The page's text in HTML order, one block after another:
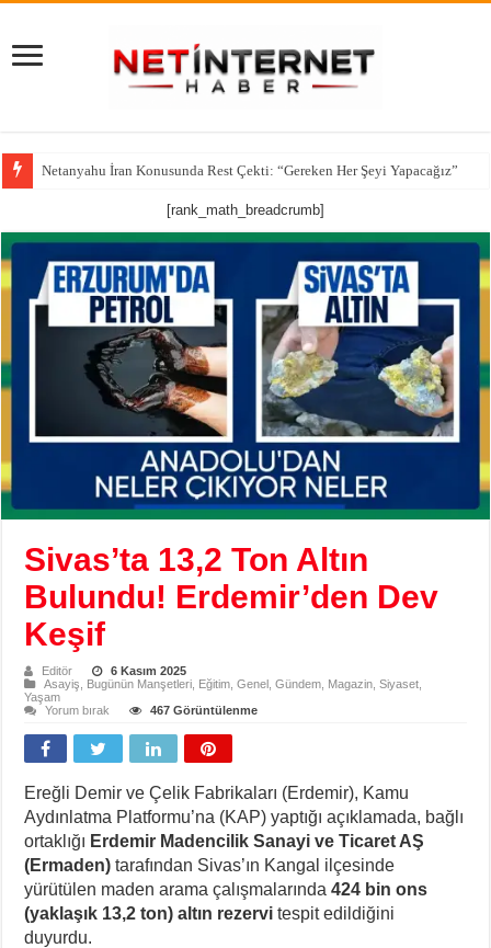
Netanyahu İran Konusunda Rest Çekti: “Gereken Her Şeyi Yapacağız”
CNN’den çarpıcı iddia: ABD’nin kritik füze stokları alarm veriyor
[rank_math_breadcrumb]
Sivas’ta 13,2 Ton Altın
Bulundu! Erdemir’den Dev
Keşif
Editör
6 Kasım 2025
Asayiş
Bugünün Manşetleri Eğitim ,Genel ,Gündem Magazin ,Siyaset
Yaşam
Yorum bırak
467 Görüntülenme
Ereğli Demir ve Çelik Fabrikaları (Erdemir), Kamu
Aydınlatma Platformu’na (KAP) yaptığı açıklamada, bağlı
ortaklığı Erdemir Madencilik Sanayi ve Ticaret AŞ
(Ermaden) tarafından Sivas’ın Kangal ilçesinde
yürütülen maden arama çalışmalarında424 bin ons
(yaklaşık 13,2 ton) altın rezervi tespit edildiğini
duyurdu.